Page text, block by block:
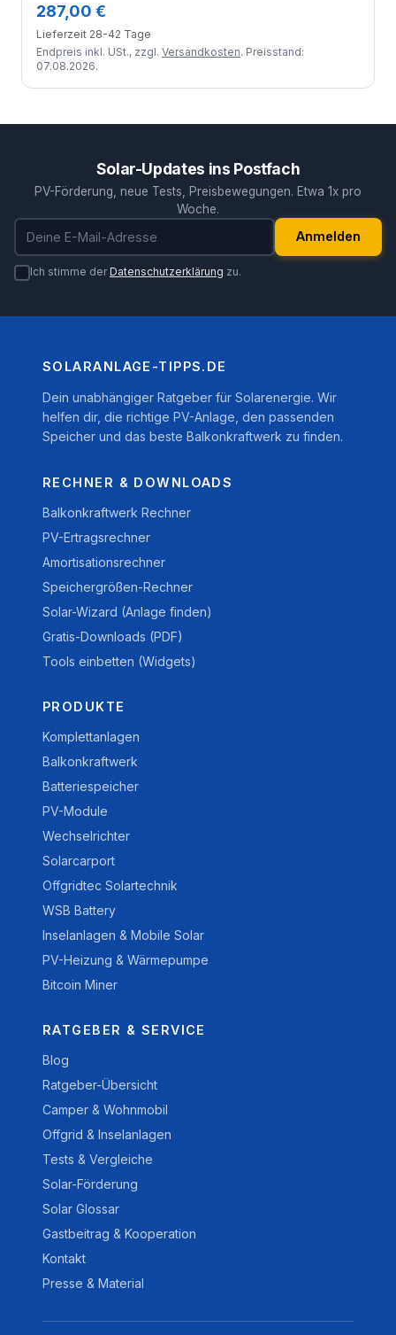
287,00 €
Lieferzeit 28-42 Tage
Endpreis inkl. USt., zzgl. Versandkosten. Preisstand:
07.08.2026.
Solar-Updates ins Postfach
PV-Förderung, neue Tests, Preisbewegungen. Etwa 1x pro
Woche.
E-Mail-Adresse
Anmelden
Ich stimme derDatenschutzerklärung zu.
SOLARANLAGE-TIPPS.DE
Dein unabhängiger Ratgeber für Solarenergie. Wir
helfen dir, die richtige PV-Anlage, den passenden
Speicher und das beste Balkonkraftwerk zu finden.
RECHNER & DOWNLOADS
Balkonkraftwerk Rechner
PV-Ertragsrechner
Amortisationsrechner
Speichergrößen-Rechner
Solar-Wizard (Anlage finden)
Gratis-Downloads (PDF)
Tools einbetten (Widgets)
PRODUKTE
Komplettanlagen
Balkonkraftwerk
Batteriespeicher
PV-Module
Wechselrichter
Solarcarport
Offgridtec Solartechnik
WSB Battery
Inselanlagen & Mobile Solar
PV-Heizung & Wärmepumpe
Bitcoin Miner
RATGEBER & SERVICE
Blog
Ratgeber-Übersicht
Camper & Wohnmobil
Offgrid & Inselanlagen
Tests & Vergleiche
Solar-Förderung
Solar Glossar
Gastbeitrag & Kooperation
Kontakt
Presse & Material